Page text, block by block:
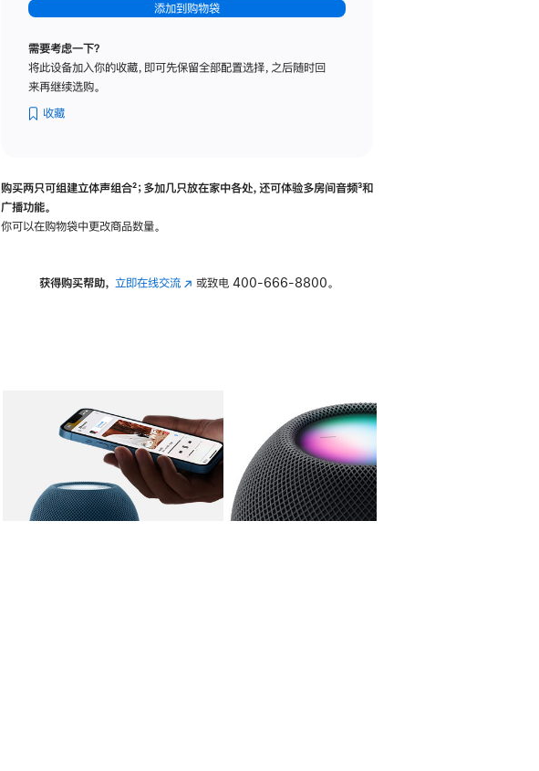
添加到购物袋
需要考虑一下？
将此设备加入你的收藏，即可先保留全部配置选择，之后随时回
来再继续选购。
收藏
购买两只可组建立体声组合脚
²；多加几只放在家中各处，还可体验多‍房‍间音频脚
³和
广播功能。
你可以在购物袋中更改商品数量。
获得购买帮助， 立即在线交流(在 或致电 400-666-8800。
图库 图像 4 图库 图像 5